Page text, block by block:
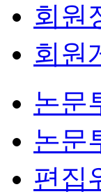
회원
회원
논문
논문
편집